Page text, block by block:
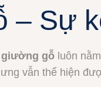
– Sự
giường gỗ luôn
vẫn thể hiện